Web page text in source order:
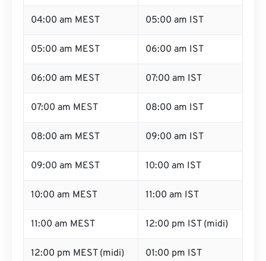
04:00 am MEST 05:00 am IST
05:00 am MEST 06:00 am IST
06:00 am MEST 07:00 am IST
07:00 am MEST 08:00 am IST
08:00 am MEST 09:00 am IST
09:00 am MEST 10:00 am IST
10:00 am MEST 11:00 am IST
11:00 am MEST 12:00 pm IST (midi)
12:00 pm MEST (midi) 01:00 pm IST